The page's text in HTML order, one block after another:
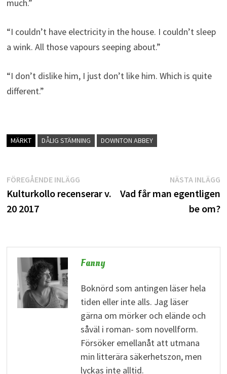
much.”
“I couldn’t have electricity in the house. I couldn’t sleep
a wink. All those vapours seeping about.”
“I don’t dislike him, I just don’t like him. Which is quite
different.”
MÄRKT DÅLIG STÄMNING DOWNTON ABBEY
Inläggsnavigering
FÖREGÅENDE INLÄGGFöregående
inlägg:
Kulturkollo recenserar v.
20 2017
NÄSTA INLÄGG
Vad får man egentligen
be om?
Fanny
Boknörd som antingen läser hela
tiden eller inte alls. Jag läser
gärna om mörker och elände och
såväl i roman- som novellform.
Försöker emellanåt att utmana
min litterära säkerhetszon, men
lyckas inte alltid.